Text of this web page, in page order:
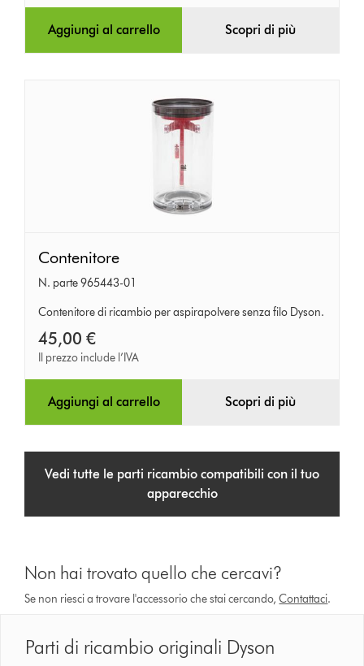
Aggiungi al carrello Scopri di più
Contenitore
N. parte 965443-01
Contenitore di ricambio per aspirapolvere senza filo Dyson.
45,00 €
Il prezzo include l’IVA
Aggiungi al carrello Scopri di più
Vedi tutte le parti ricambio compatibili con il tuo
apparecchio
Non hai trovato quello che cercavi?
Se non riesci a trovare l'accessorio che stai cercando,Contattaci.
Parti di ricambio originali Dyson